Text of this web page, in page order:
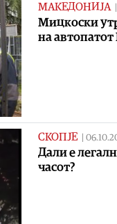
МАКЕДОНИЈА |
Мицкоски
на автопатот
СКОПЈЕ |
Дали е
часот?